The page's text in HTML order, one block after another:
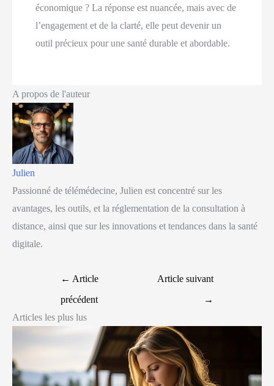
économique ? La réponse est nuancée, mais avec de
l’engagement et de la clarté, elle peut devenir un
outil précieux pour une santé durable et abordable.
A propos de l'auteur
Julien
Passionné de télémédecine, Julien est concentré sur les
avantages, les outils, et la réglementation de la consultation à
distance, ainsi que sur les innovations et tendances dans la santé
digitale.
← Article
précédent
Article suivant
→
Articles les plus lus